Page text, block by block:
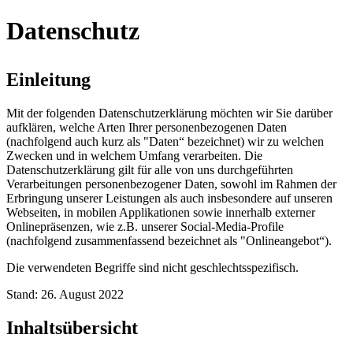
Datenschutz
Einleitung
Mit der folgenden Datenschutzerklärung möchten wir Sie darüber
aufklären, welche Arten Ihrer personenbezogenen Daten
(nachfolgend auch kurz als "Daten“ bezeichnet) wir zu welchen
Zwecken und in welchem Umfang verarbeiten. Die
Datenschutzerklärung gilt für alle von uns durchgeführten
Verarbeitungen personenbezogener Daten, sowohl im Rahmen der
Erbringung unserer Leistungen als auch insbesondere auf unseren
Webseiten, in mobilen Applikationen sowie innerhalb externer
Onlinepräsenzen, wie z.B. unserer Social-Media-Profile
(nachfolgend zusammenfassend bezeichnet als "Onlineangebot“).
Die verwendeten Begriffe sind nicht geschlechtsspezifisch.
Stand: 26. August 2022
Inhaltsübersicht